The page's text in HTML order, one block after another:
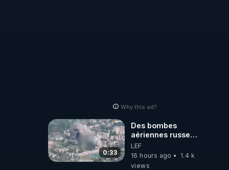
Why this ad?
0:33
Des bombes
aériennes russes
anéantissent les
centres de
contrôle de
LEF
16 hours ago
1.4 k
views